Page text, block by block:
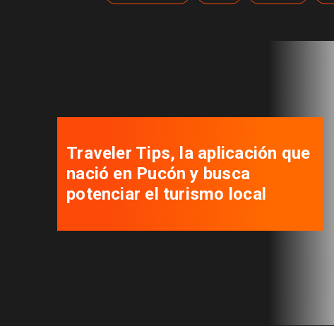
Traveler Tips, la aplicación que
nació en Pucón y busca
potenciar el turismo local